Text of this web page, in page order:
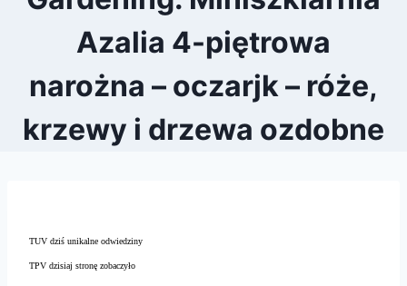
Azalia 4-piętrowa
narożna – oczarjk – róże,
krzewy i drzewa ozdobne
TUV dziś unikalne odwiedziny
TPV dzisiaj stronę zobaczyło